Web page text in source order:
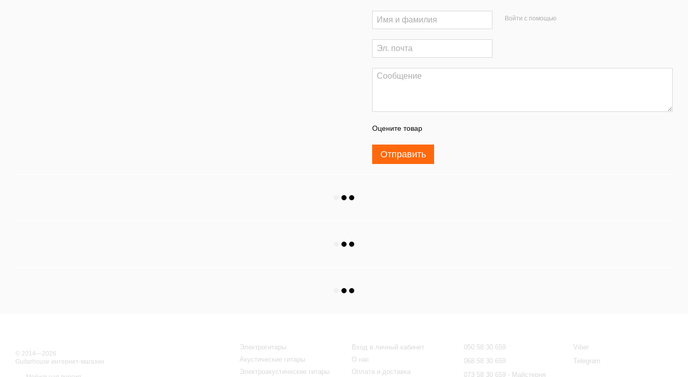
Войти с помощью
Оцените товар
Отправить
© 2014—2026
Guitarhouse интернет-магазин
Электрогитары
Акустические гитары
Электроакустические гитары
Вход в личный кабинет
О нас
Оплата и доставка
050 58 30 659
068 58 30 659
073 58 30 659 - Майстерня
Viber
Telegram